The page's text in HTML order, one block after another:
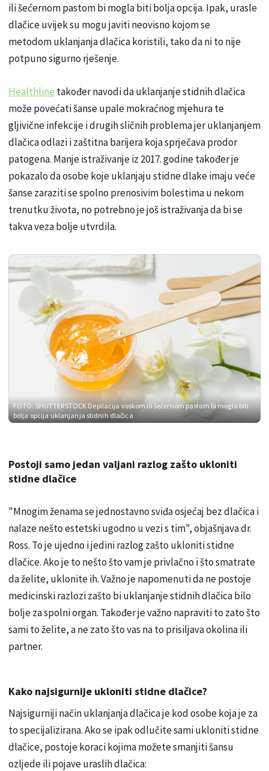
ili šećernom pastom bi mogla biti bolja opcija. Ipak, urasle
dlačice uvijek su mogu javiti neovisno kojom se
metodom uklanjanja dlačica koristili, tako da ni to nije
potpuno sigurno rješenje.
Healthline također navodi da uklanjanje stidnih dlačica
može povećati šanse upale mokraćnog mjehura te
gljivične infekcije i drugih sličnih problema jer uklanjanjem
dlačica odlazi i zaštitna barijera koja sprječava prodor
patogena. Manje istraživanje iz 2017. godine također je
pokazalo da osobe koje uklanjaju stidne dlake imaju veće
šanse zaraziti se spolno prenosivim bolestima u nekom
trenutku života, no potrebno je još istraživanja da bi se
takva veza bolje utvrdila.
FOTO: SHUTTERSTOCKDepilacija voskom ili šećernom pastom bi mogla biti
bolja opcija uklanjanja stidnih dlačica
Postoji samo jedan valjani razlog zašto ukloniti
stidne dlačice
"Mnogim ženama se jednostavno sviđa osjećaj bez dlačica i
nalaze nešto estetski ugodno u vezi s tim", objašnjava dr.
Ross. To je ujedno i jedini razlog zašto ukloniti stidne
dlačice. Ako je to nešto što vam je privlačno i što smatrate
da želite, uklonite ih. Važno je napomenuti da ne postoje
medicinski razlozi zašto bi uklanjanje stidnih dlačica bilo
bolje za spolni organ. Također je važno napraviti to zato što
sami to želite, a ne zato što vas na to prisiljava okolina ili
partner.
Kako najsigurnije ukloniti stidne dlačice?
Najsigurniji način uklanjanja dlačica je kod osobe koja je za
to specijalizirana. Ako se ipak odlučite sami ukloniti stidne
dlačice, postoje koraci kojima možete smanjiti šansu
ozljede ili pojave uraslih dlačica: